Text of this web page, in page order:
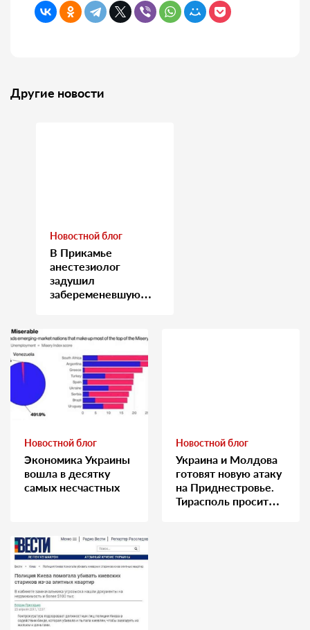
Другие новости
Новостной блог
В Прикамье
анестезиолог
задушил
забеременевшую
Новостной блог
Экономика Украины
вошла в десятку
самых несчастных
Новостной блог
Украина и Молдова
готовят новую атаку
на Приднестровье.
Тирасполь просит